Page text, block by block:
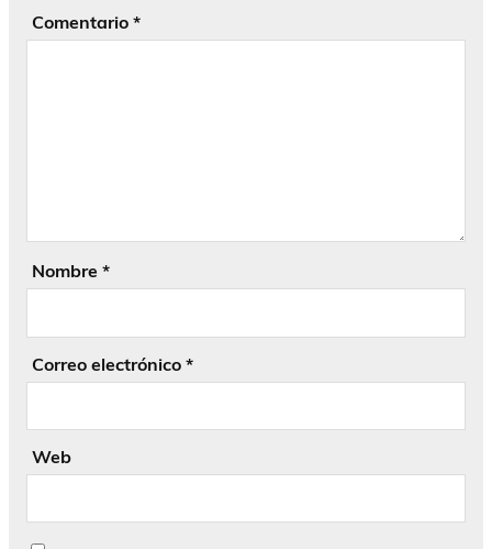
Comentario *
Nombre *
Correo electrónico *
Web